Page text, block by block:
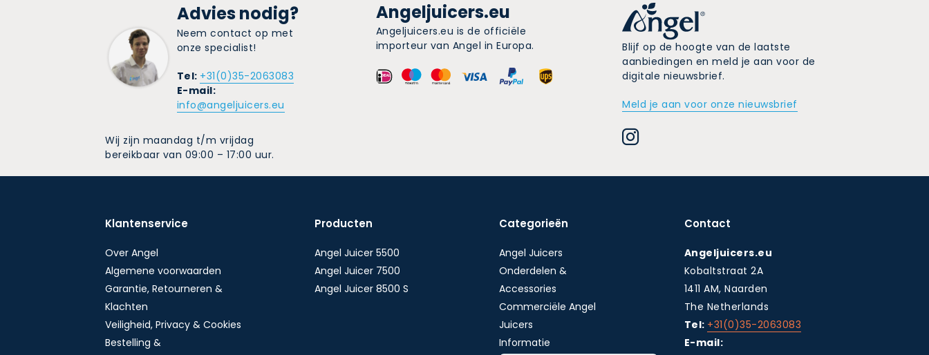
Advies nodig?
Neem contact op met
onze specialist!
Tel: +31(0)35-2063083
E-mail:
info@angeljuicers.eu
Wij zijn maandag t/m vrijdag
bereikbaar van 09:00 – 17:00 uur.
Angeljuicers.eu
Angeljuicers.eu is de officiële
importeur van Angel in Europa.
Blijf op de hoogte van de laatste
aanbiedingen en meld je aan voor de
digitale nieuwsbrief.
Meld je aan voor onze nieuwsbrief
Klantenservice
Over Angel
Algemene voorwaarden
Garantie, Retourneren &
Klachten
Veiligheid, Privacy & Cookies
Bestelling &
Producten
Angel Juicer 5500
Angel Juicer 7500
Angel Juicer 8500 S
Categorieën
Angel Juicers
Onderdelen &
Accessories
Commerciële Angel
Juicers
Informatie
Contact
Angeljuicers.eu
Kobaltstraat 2A
1411 AM, Naarden
The Netherlands
Tel: +31(0)35-2063083
E-mail: